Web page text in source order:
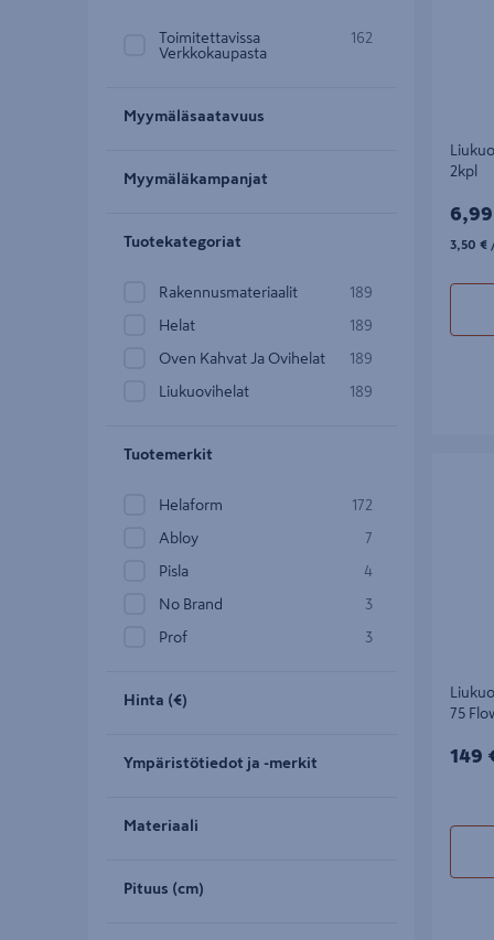
Toimitettavissa
Verkkokaupasta
162
Myymäläsaatavuus
Myymäläkampanjat
Tuotekategoriat
Rakennusmateriaalit 189
Helat 189
Oven Kahvat Ja Ovihelat 189
Liukuovihelat 189
Tuotemerkit
Helaform 172
Abloy 7
Pisla 4
No Brand 3
Prof 3
Hinta (€)
Ympäristötiedot ja -merkit
Materiaali
Pituus (cm)
2kpl
3,50€/
3,50 €
75
149